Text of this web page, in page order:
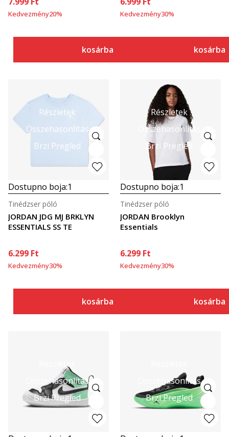
Kedvezmény20%
kosárba
Kedvezmény30%
kosárba
Részletek
Összehasonlítás
Brzi Pregled
Dostupno boja:1
JORDAN JDG MJ BRKLYN
ESSENTIALS SS TE
Tinédzser póló
6.299 Ft
Kedvezmény30%
kosárba
Részletek
Összehasonlítás
Brzi Pregled
Dostupno boja:1
JORDAN Brooklyn
Essentials
Tinédzser póló
6.299 Ft
Kedvezmény30%
kosárba
Részletek
Összehasonlítás
Brzi Pregled
Összehasonlítás
Brzi Pregled